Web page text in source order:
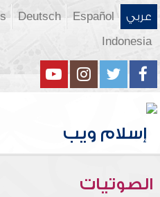
عربي Español
Deutsch
Indonesia
الصوتيات